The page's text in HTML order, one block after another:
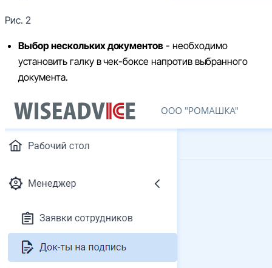
Рис. 2
Выбор нескольких документов - необходимо
установить галку в чек-боксе напротив выбранного
документа.